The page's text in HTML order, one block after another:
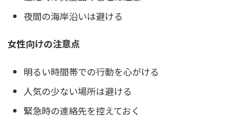
夜間の海岸沿いは避ける
女性向けの注意点
明るい時間帯での行動を心がける
人気の少ない場所は避ける
緊急時の連絡先を控えておく